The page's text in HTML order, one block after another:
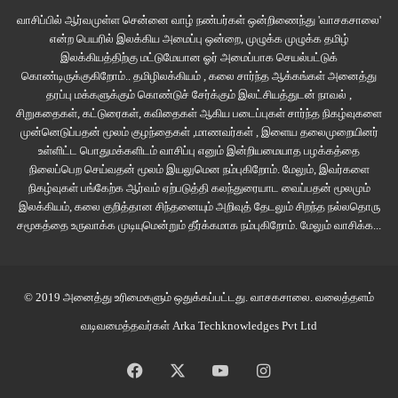
திரை ரசிகர்களின் விருப்பத்திற்குரிய திரைப்பட திருவிழாவாக கேரளா சர்வதேச
குறிப்பாக, ஒரு சமூகப் பண்பாட்டு பரப்பில் திரைக்கலையின் இருப்பையும் அதன்
வாசிப்பில் ஆர்வமுள்ள சென்னை வாழ் நண்பர்கள் ஒன்றிணைந்து 'வாசகசாலை'
என்ற பெயரில் இலக்கிய அமைப்பு ஒன்றை, முழுக்க முழுக்க தமிழ்
இலக்கியத்திற்கு மட்டுமேயான ஓர் அமைப்பாக செயல்பட்டுக்
கொண்டிருக்குகிறோம்.. தமிழிலக்கியம் , கலை சார்ந்த ஆக்கங்கள் அனைத்து
தரப்பு மக்களுக்கும் கொண்டுச் சேர்க்கும் இலட்சியத்துடன் நாவல் ,
சிறுகதைகள், கட்டுரைகள், கவிதைகள் ஆகிய படைப்புகள் சார்ந்த நிகழ்வுகளை
முன்னெடுப்பதன் மூலம் குழந்தைகள் ,மாணவர்கள் , இளைய தலைமுறையினர்
உள்ளிட்ட பொதுமக்களிடம் வாசிப்பு எனும் இன்றியமையாத பழக்கத்தை
நிலைப்பெற செய்வதன் மூலம் இயலுமென நம்புகிறோம். மேலும், இவர்களை
நிகழ்வுகள் பங்கேற்க ஆர்வம் ஏற்படுத்தி கலந்துரையாட வைப்பதன் மூலமும்
இலக்கியம், கலை குறித்தான சிந்தனையும் அறிவுத் தேடலும் சிறந்த நல்லதொரு
சமூகத்தை உருவாக்க முடியுமென்றும் தீர்க்கமாக நம்புகிறோம். மேலும் வாசிக்க...
© 2019 அனைத்து உரிமைகளும் ஒதுக்கப்பட்டது. வாசகசாலை. வலைத்தளம்
வடிவமைத்தவர்கள் Arka Techknowledges Pvt Ltd
Facebook YouTubeInstagram